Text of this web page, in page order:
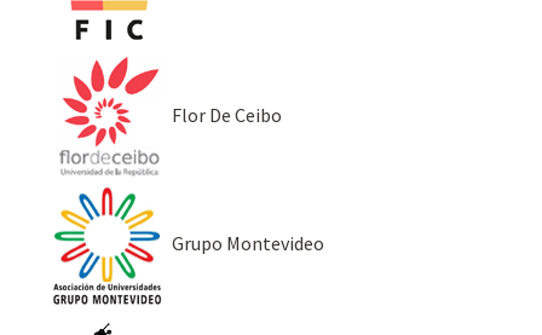
Flor De Ceibo
Grupo Montevideo